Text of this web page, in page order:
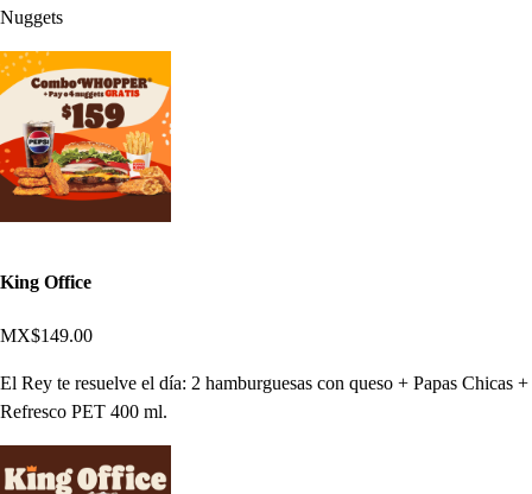
Nuggets
King Office
MX$149.00
El Rey te resuelve el día: 2 hamburguesas con queso + Papas Chicas +
Refresco PET 400 ml.